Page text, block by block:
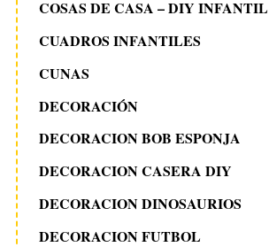
COSAS DE CASA – DIY INFANTIL
CUADROS INFANTILES
CUNAS
DECORACIÓN
DECORACION BOB ESPONJA
DECORACION CASERA DIY
DECORACION DINOSAURIOS
DECORACION FUTBOL